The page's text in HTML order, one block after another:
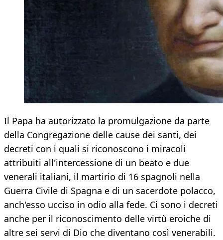
Il Papa ha autorizzato la promulgazione da parte
della Congregazione delle cause dei santi, dei
decreti con i quali si riconoscono i miracoli
attribuiti all'intercessione di un beato e due
venerali italiani, il martirio di 16 spagnoli nella
Guerra Civile di Spagna e di un sacerdote polacco,
anch'esso ucciso in odio alla fede. Ci sono i decreti
anche per il riconoscimento delle virtù eroiche di
altre sei servi di Dio che diventano così venerabili.